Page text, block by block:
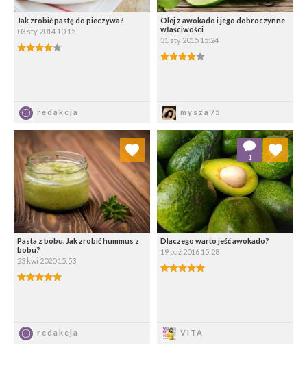
Jak zrobić pastę do pieczywa?
03 sty 2014 10:15
4.00/5
redakcja
Olej z awokado i jego dobroczynne
właściwości
31 sty 2015 15:24
4.00/5
mysza75
Pasta z bobu. Jak zrobić hummus z
bobu?
23 kwi 2020 15:53
5.00/5
redakcja
Dodaj do ulubionych
Wybierz listę:
Dlaczego warto jeść awokado?
19 paź 2016 15:28
5.00/5
VITA
1
Dodaj do ulubionych
Wybierz listę: